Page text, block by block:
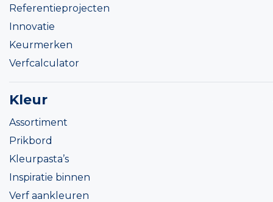
Referentieprojecten
Innovatie
Keurmerken
Verfcalculator
Kleur
Assortiment
Prikbord
Kleurpasta’s
Inspiratie binnen
Verf aankleuren